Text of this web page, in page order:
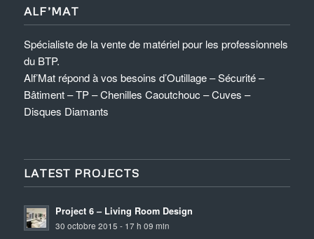
ALF’MAT
Spécialiste de la vente de matériel pour les professionnels
du BTP.
Alf’Mat répond à vos besoins d’Outillage – Sécurité –
Bâtiment – TP – Chenilles Caoutchouc – Cuves –
Disques Diamants
LATEST PROJECTS
Project 6 – Living Room Design
30 octobre 2015 - 17 h 09 min